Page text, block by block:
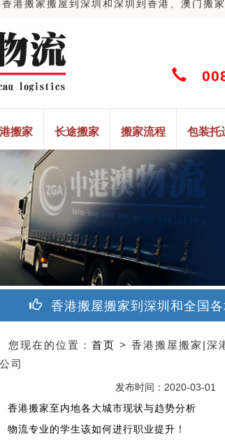
港搬家搬屋到深圳和深圳到香港、澳门
搬家 长途搬家 搬家流程 包装托
香港搬屋搬家到深圳和全国
您现在的位置： 首页 > 香港搬屋搬家|深
司
发布时间：2020-03-01
香港搬家至内地各大城市现状与趋势分析
物流专业的学生该如何进行职业提升！